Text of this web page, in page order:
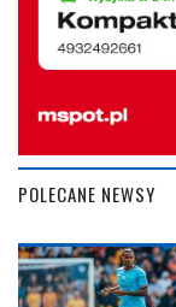
POLECANE NEWSY